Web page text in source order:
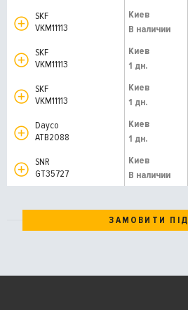
SKF
VKM11113
Киев
В наличии
SKF
VKM11113
Киев
1 дн.
SKF
VKM11113
Киев
1 дн.
Dayco
ATB2088
Киев
1 дн.
SNR
GT35727
Киев
В наличии
ЗАМОВИТИ